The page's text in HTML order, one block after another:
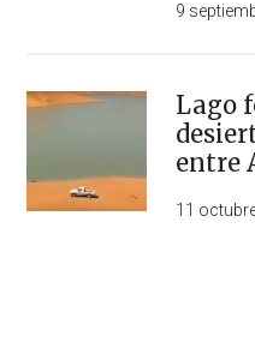
9
Lago
entre
11